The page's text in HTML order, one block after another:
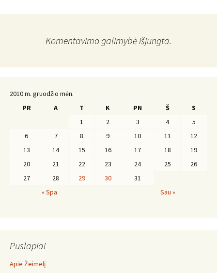
Komentavimo galimybė išjungta.
2010 m. gruodžio mėn.
PR
A T K PN Š
S
1
2 3 4
5
6
7 8 9 10 11
12
13
14 15 16 17 18
19
20
21 22 23 24 25
26
27
28 29 30
31
« Spa
Sau »
Puslapiai
Apie Žeimelį